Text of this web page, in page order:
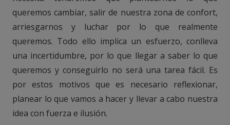
queremos cambiar, salir de nuestra zona de confort,
arriesgarnos y luchar por lo que realmente
queremos. Todo ello implica un esfuerzo, conlleva
una incertidumbre, por lo que llegar a saber lo que
queremos y conseguirlo no será una tarea fácil. Es
por estos motivos que es necesario reflexionar,
planear lo que vamos a hacer y llevar a cabo nuestra
idea con fuerza e ilusión.